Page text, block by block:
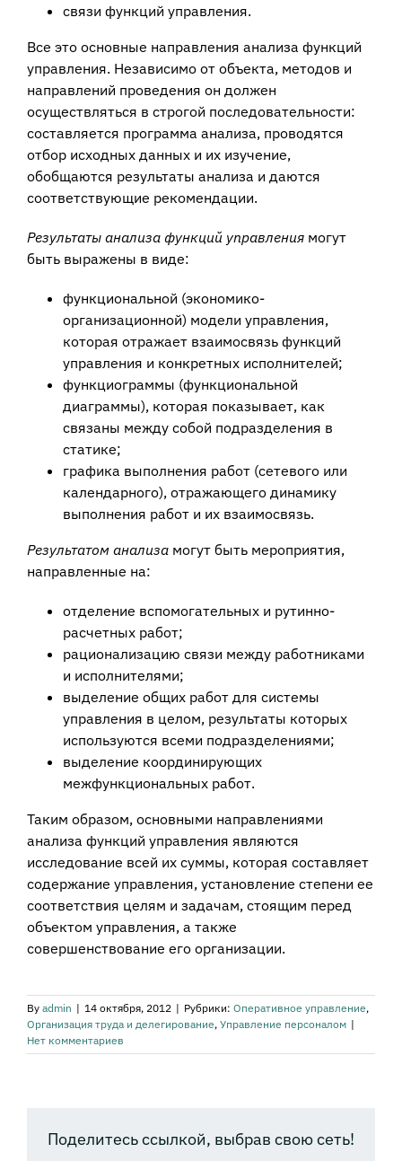
связи функций управления.
Все это основные направления анализа функций
управления. Независимо от объекта, методов и
направлений проведения он должен
осуществляться в строгой последовательности:
составляется программа анализа, проводятся
отбор исходных данных и их изучение,
обобщаются результаты анализа и даются
соответствующие рекомендации.
Результаты анализа функций управления могут
быть выражены в виде:
функциональной (экономико-
организационной) модели управления,
которая отражает взаимосвязь функций
управления и конкретных исполнителей;
функциограммы (функциональной
диаграммы), которая показывает, как
связаны между собой подразделения в
статике;
графика выполнения работ (сетевого или
календарного), отражающего динамику
выполнения работ и их взаимосвязь.
Результатом анализа могут быть мероприятия,
направленные на:
отделение вспомогательных и рутинно-
расчетных работ;
рационализацию связи между работниками
и исполнителями;
выделение общих работ для системы
управления в целом, результаты которых
используются всеми подразделениями;
выделение координирующих
межфункциональных работ.
Таким образом, основными направлениями
анализа функций управления являются
исследование всей их суммы, которая составляет
содержание управления, установление степени ее
соответствия целям и задачам, стоящим перед
объектом управления, а также
совершенствование его организации.
By admin | 14 октября, 2012 | Рубрики: Оперативное управление,
Организация труда и делегирование, Управление персоналом |
Нет комментариев
Поделитесь ссылкой, выбрав свою сеть!